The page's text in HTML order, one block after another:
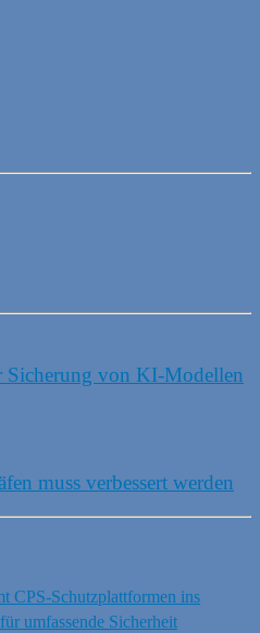
Sicherung von KI-Modellen
muss verbessert werden
CPS-Schutzplattformen ins
umfassende Sicherheit